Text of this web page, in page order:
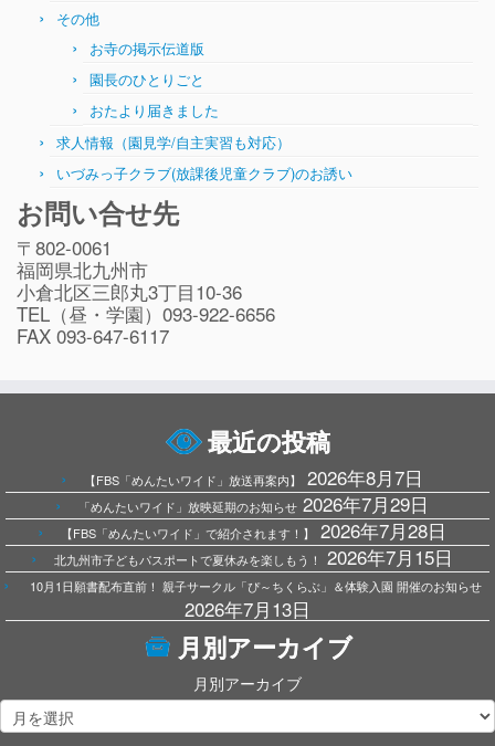
その他
お寺の掲示伝道版
園長のひとりごと
おたより届きました
求人情報（園見学/自主実習も対応）
いづみっ子クラブ(放課後児童クラブ)のお誘い
お問い合せ先
〒802-0061
福岡県北九州市
小倉北区三郎丸3丁目10-36
TEL（昼・学園）093-922-6656
FAX 093-647-6117
最近の投稿
【FBS「めんたいワイド」放送再案内】 2026年8月7日
「めんたいワイド」放映延期のお知らせ 2026年7月29日
【FBS「めんたいワイド」で紹介されます！】 2026年7月28日
北九州市子どもパスポートで夏休みを楽しもう！ 2026年7月15日
10月1日願書配布直前！ 親子サークル「ぴ～ちくらぶ」＆体験入園 開催のお知らせ
2026年7月13日
月別アーカイブ
月別アーカイブ